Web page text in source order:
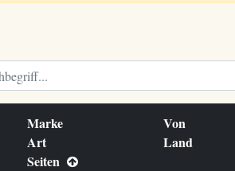
Marke
Art
Seiten
Von
Land